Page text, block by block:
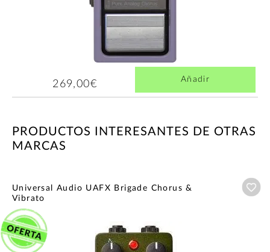
269,00€ Añadir
PRODUCTOS INTERESANTES DE OTRAS
MARCAS
Universal Audio UAFX Brigade Chorus &
Vibrato